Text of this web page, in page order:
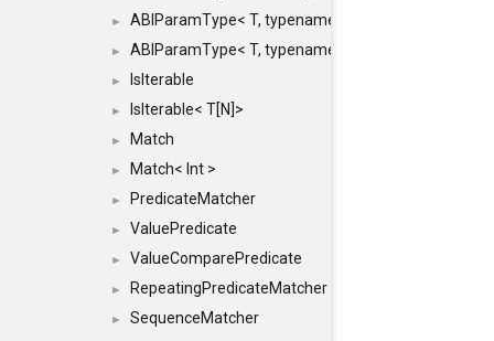
► ABIParamType< T, typename std::enable_if<
► ABIParamType< T, typename std::enable_if<
► IsIterable
► IsIterable< T[N]>
► Match
► Match< Int >
► PredicateMatcher
► ValuePredicate
► ValueComparePredicate
► RepeatingPredicateMatcher
►
SequenceMatcher